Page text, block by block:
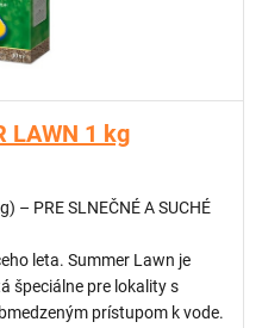
LAWN 1 kg
– PRE SLNEČNÉ A SUCHÉ
leta. Summer Lawn je
špeciálne pre lokality s
prístupom k vode.